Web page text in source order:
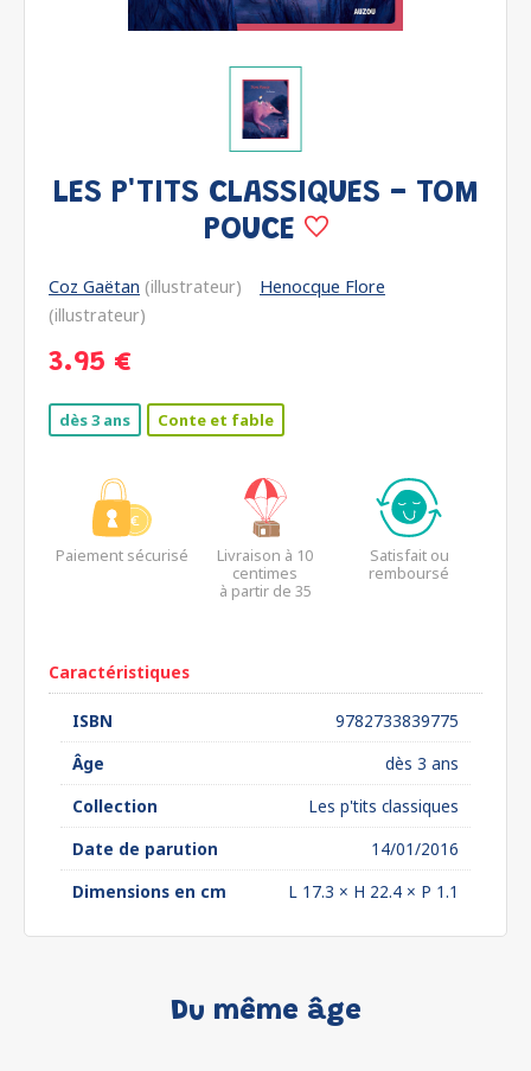
LES P'TITS CLASSIQUES - TOM
POUCE
Coz Gaëtan (illustrateur)
Henocque Flore
(illustrateur)
3.95 €
dès 3 ans Conte et fable
Paiement sécurisé
Livraison à 10
centimes
à partir de 35
Satisfait ou
remboursé
Caractéristiques
ISBN
9782733839775
Âge
dès 3 ans
Collection
Les p'tits classiques
Date de parution
14/01/2016
Dimensions en cm
L 17.3 × H 22.4 × P 1.1
Du même âge